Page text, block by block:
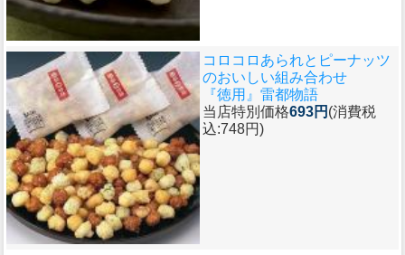
コロコロあられとピーナッツ
のおいしい組み合わせ
『徳用』雷都物語
当店特別価格693円 (消費税
込:748円)